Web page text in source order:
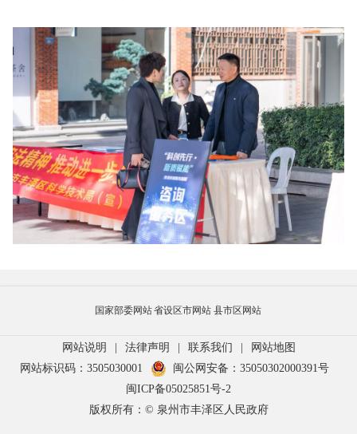
国家部委网站省设区市网站 县市区网站
网站说明 | 法律声明 | 联系我们 |
网站地图
网站标识码：3505030001
闽公网安备：35050302000391号
闽ICP备05025851号-2
版权所有：© 泉州市丰泽区人民政府